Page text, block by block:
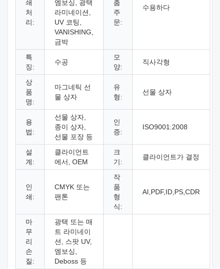
쇄
처
리:
엠보싱, 광택
라미네이션,
UV 코팅,
VANISHING,
금박
춤
주
문:
수용하다
특
징:
수공
모
양:
직사각형
상
품
명:
마그네틱 선
물 상자
유
형:
선물 상자
용
법:
선물 상자,
종이 상자,
선물 포장 등
인
증:
ISO9001:2008
설
계:
클라이언트
에서, OEM
크
기:
클라이언트가 결정
인
쇄:
CMYK 또는
팬톤
작
품
형
식:
AI,PDF,ID,PS,CDR
마
무
리
손
질:
광택 또는 매
트 라미네이
션, 스팟 UV,
엠보싱,
Deboss 등